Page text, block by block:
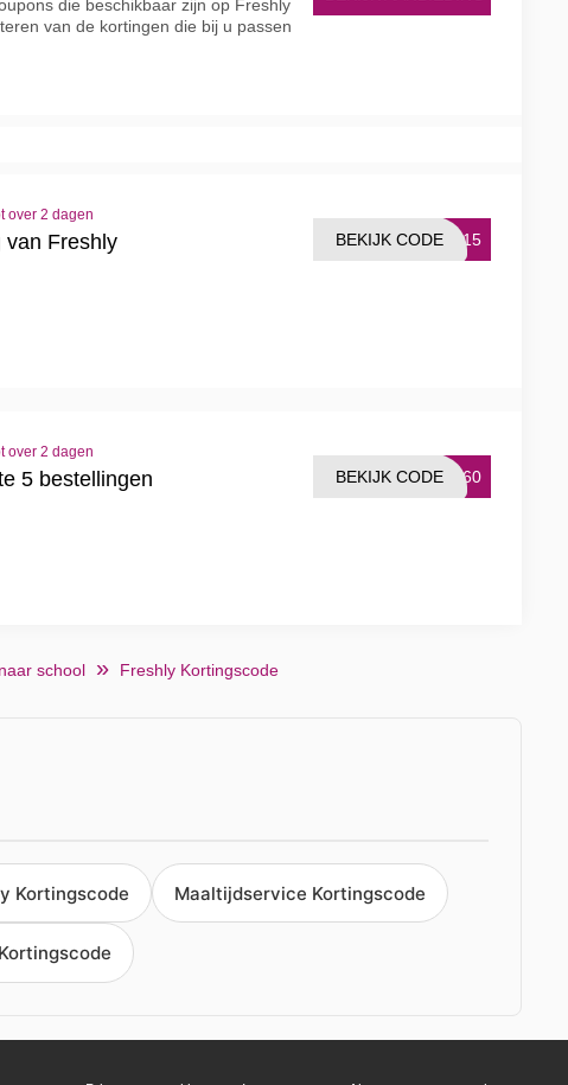
die beschikbaar zijn op Freshly
van de kortingen die bij u passen
over 2 dagen
van Freshly CH15
BEKIJK CODE
over 2 dagen
5 bestellingen ET60
BEKIJK CODE
school Freshly Kortingscode
Kortingscode Maaltijdservice Kortingscode